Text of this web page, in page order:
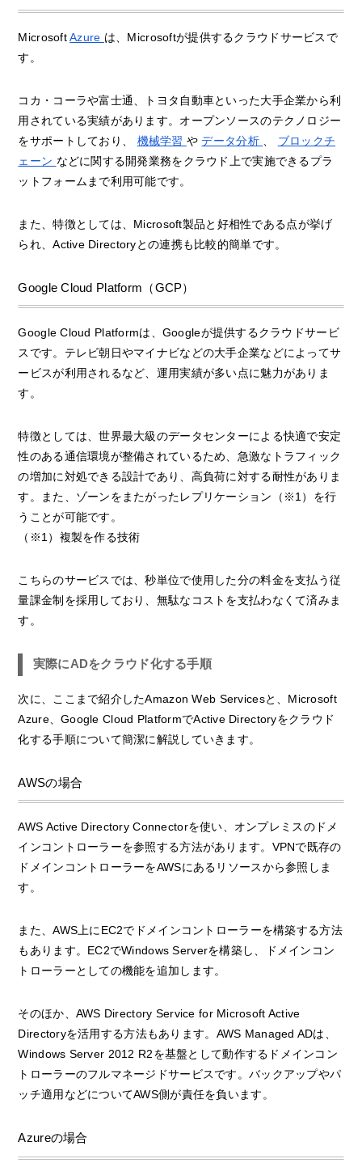
MicrosoftAzure は、Microsoftが提供するクラウドサービスで
す。
コカ・コーラや富士通、トヨタ自動車といった大手企業から利
用されている実績があります。オープンソースのテクノロジー
をサポートしており、 機械学習 やデータ分析
ブロックチ
ェーン などに関する開発業務をクラウド上で実施できるプラ
ットフォームまで利用可能です。
また、特徴としては、Microsoft製品と好相性である点が挙げ
られ、Active Directoryとの連携も比較的簡単です。
Google Cloud Platform（GCP）
Google Cloud Platformは、Googleが提供するクラウドサービ
スです。テレビ朝日やマイナビなどの大手企業などによってサ
ービスが利用されるなど、運用実績が多い点に魅力がありま
す。
特徴としては、世界最大級のデータセンターによる快適で安定
性のある通信環境が整備されているため、急激なトラフィック
の増加に対処できる設計であり、高負荷に対する耐性がありま
す。また、ゾーンをまたがったレプリケーション（※1）を行
うことが可能です。
（※1）複製を作る技術
こちらのサービスでは、秒単位で使用した分の料金を支払う従
量課金制を採用しており、無駄なコストを支払わなくて済みま
す。
実際にADをクラウド化する手順
次に、ここまで紹介したAmazon Web Servicesと、Microsoft
Azure、Google Cloud PlatformでActive Directoryをクラウド
化する手順について簡潔に解説していきます。
AWSの場合
AWS Active Directory Connectorを使い、オンプレミスのドメ
インコントローラーを参照する方法があります。VPNで既存の
ドメインコントローラーをAWSにあるリソースから参照しま
す。
また、AWS上にEC2でドメインコントローラーを構築する方法
もあります。EC2でWindows Serverを構築し、ドメインコン
トローラーとしての機能を追加します。
そのほか、AWS Directory Service for Microsoft Active
Directoryを活用する方法もあります。AWS Managed ADは、
Windows Server 2012 R2を基盤として動作するドメインコン
トローラーのフルマネージドサービスです。バックアップやパ
ッチ適用などについてAWS側が責任を負います。
Azureの場合